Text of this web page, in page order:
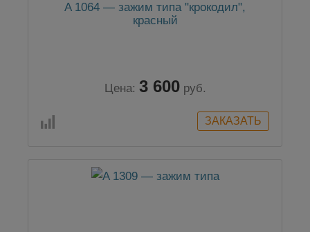
A 1064 — зажим типа "крокодил",
красный
Цена: 3 600 руб.